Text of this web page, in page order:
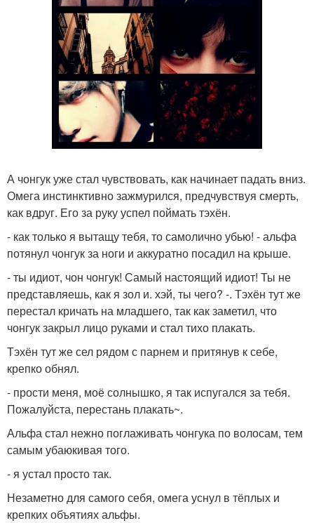
А чонгук уже стал чувствовать, как начинает падать вниз.
Омега инстинктивно зажмурился, предчувствуя смерть,
как вдруг. Его за руку успел поймать тэхён.
- как только я вытащу тебя, то самолично убью! - альфа
потянул чонгук за ноги и аккуратно посадил на крыше.
- ты идиот, чон чонгук! Самый настоящий идиот! Ты не
представляешь, как я зол и. хэй, ты чего? -. Тэхён тут же
перестал кричать на младшего, так как заметил, что
чонгук закрыл лицо руками и стал тихо плакать.
Тэхён тут же сел рядом с парнем и притянув к себе,
крепко обнял.
- прости меня, моё солнышко, я так испугался за тебя.
Пожалуйста, перестань плакать~.
Альфа стал нежно поглаживать чонгука по волосам, тем
самым убаюкивая того.
- я устал просто так.
Незаметно для самого себя, омега уснул в тёплых и
крепких объятиях альфы.